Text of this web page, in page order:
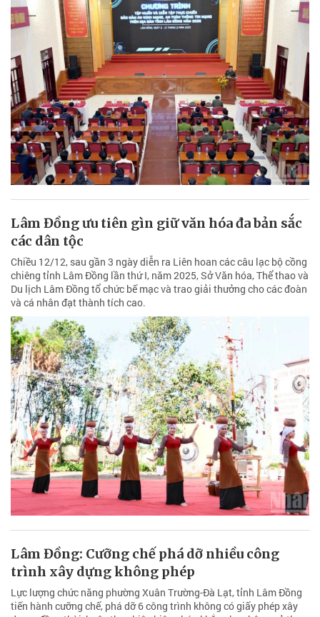
Lâm Đồng ưu tiên gìn giữ văn hóa đa bản sắc
các dân tộc
Chiều 12/12, sau gần 3 ngày diễn ra Liên hoan các câu lạc bộ cồng
chiêng tỉnh Lâm Đồng lần thứ I, năm 2025, Sở Văn hóa, Thể thao và
Du lịch Lâm Đồng tổ chức bế mạc và trao giải thưởng cho các đoàn
và cá nhân đạt thành tích cao.
Lâm Đồng: Cưỡng chế phá dỡ nhiều công
trình xây dựng không phép
Lực lượng chức năng phường Xuân Trường-Đà Lạt, tỉnh Lâm Đồng
tiến hành cưỡng chế, phá dỡ 6 công trình không có giấy phép xây